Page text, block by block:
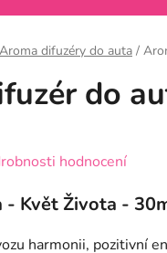
Aroma difuzéry do auta /
do
hodnocení
- Květ Života -
harmonii, pozitivní